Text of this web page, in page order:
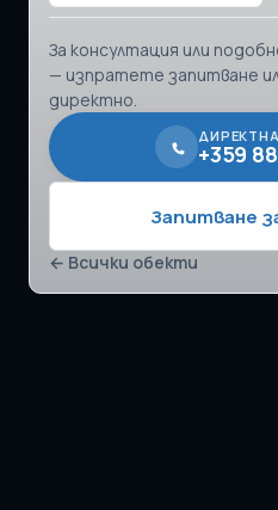
За консултация или
— изпратете запитване
директно.
+359
Запитване
← Всички обекти